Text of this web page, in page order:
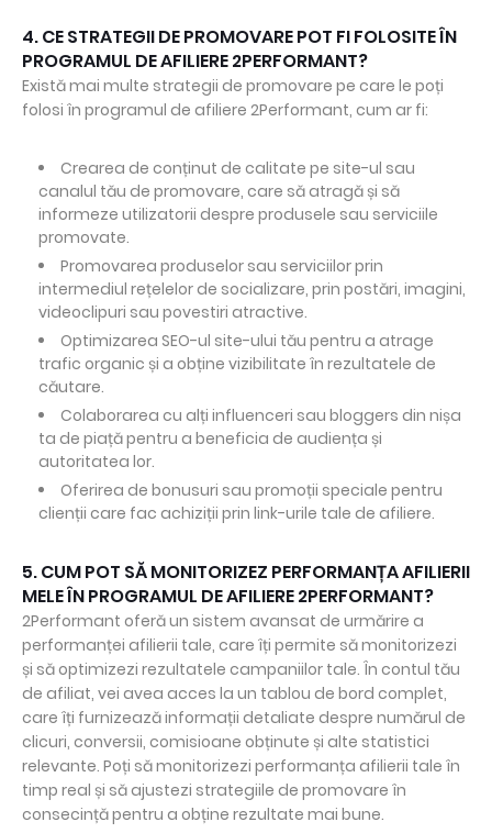
4. CE STRATEGII DE PROMOVARE POT FI FOLOSITE ÎN
PROGRAMUL DE AFILIERE 2PERFORMANT?
Există mai multe strategii de promovare pe care le poți
folosi în programul de afiliere 2Performant, cum ar fi:
Crearea de conținut de calitate pe site-ul sau
canalul tău de promovare, care să atragă și să
informeze utilizatorii despre produsele sau serviciile
promovate.
Promovarea produselor sau serviciilor prin
intermediul rețelelor de socializare, prin postări, imagini,
videoclipuri sau povestiri atractive.
Optimizarea SEO-ul site-ului tău pentru a atrage
trafic organic și a obține vizibilitate în rezultatele de
căutare.
Colaborarea cu alți influenceri sau bloggers din nișa
ta de piață pentru a beneficia de audiența și
autoritatea lor.
Oferirea de bonusuri sau promoții speciale pentru
clienții care fac achiziții prin link-urile tale de afiliere.
5. CUM POT SĂ MONITORIZEZ PERFORMANȚA AFILIERII
MELE ÎN PROGRAMUL DE AFILIERE 2PERFORMANT?
2Performant oferă un sistem avansat de urmărire a
performanței afilierii tale, care îți permite să monitorizezi
și să optimizezi rezultatele campaniilor tale. În contul tău
de afiliat, vei avea acces la un tablou de bord complet,
care îți furnizează informații detaliate despre numărul de
clicuri, conversii, comisioane obținute și alte statistici
relevante. Poți să monitorizezi performanța afilierii tale în
timp real și să ajustezi strategiile de promovare în
consecință pentru a obține rezultate mai bune.